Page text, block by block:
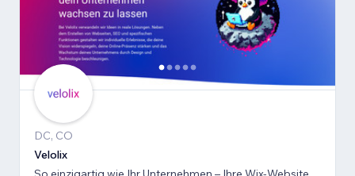
DC, CO
Velolix